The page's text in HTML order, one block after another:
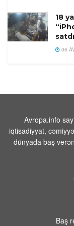
18
06
06
06
Avropa.info
iqtisadiyyat,
dünyada baş
Baş